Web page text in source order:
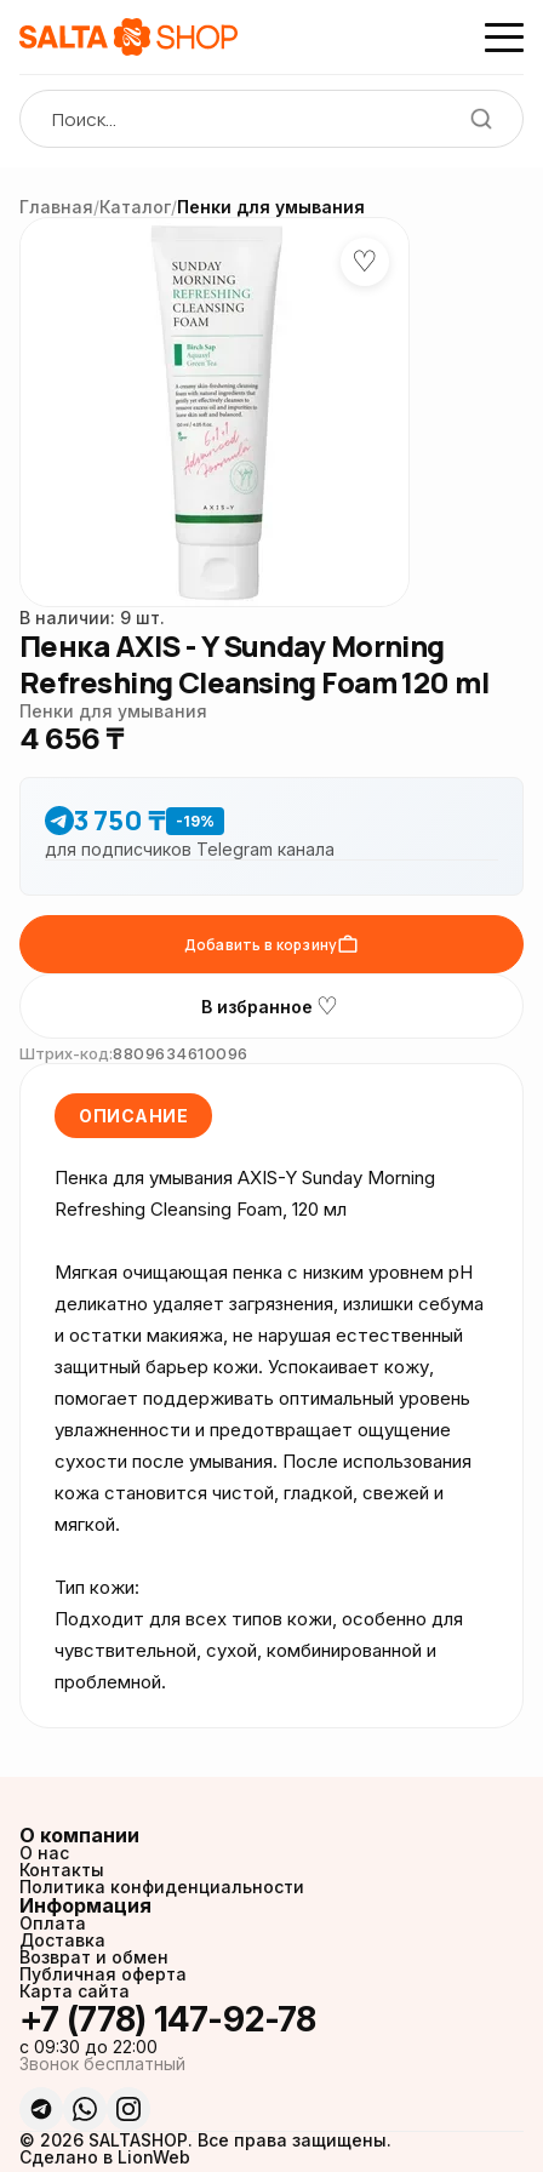
Главная/Каталог/Пенки для умывания
♡
В наличии: 9 шт.
Пенка AXIS - Y Sunday Morning
Refreshing Cleansing Foam 120 ml
Пенки для умывания
4 656 ₸
3 750 ₸ -19%
для подписчиков Telegram канала
Добавить в корзину
В избранное ♡
Штрих-код:8809634610096
ОПИСАНИЕ
Пенка для умывания AXIS-Y Sunday Morning
Refreshing Cleansing Foam, 120 мл
Мягкая очищающая пенка с низким уровнем pH
деликатно удаляет загрязнения, излишки себума
и остатки макияжа, не нарушая естественный
защитный барьер кожи. Успокаивает кожу,
помогает поддерживать оптимальный уровень
увлажненности и предотвращает ощущение
сухости после умывания. После использования
кожа становится чистой, гладкой, свежей и
мягкой.
Тип кожи:
Подходит для всех типов кожи, особенно для
чувствительной, сухой, комбинированной и
проблемной.
О компании
О нас
Контакты
Политика конфиденциальности
Информация
Оплата
Доставка
Возврат и обмен
Публичная оферта
Карта сайта
+7 (778) 147-92-78
c 09:30 до 22:00
Звонок бесплатный
© 2026 SALTASHOP. Все права защищены.
Сделано в LionWeb